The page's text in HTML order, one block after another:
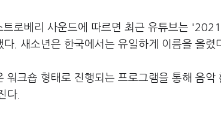
트로베리 사운드에 따르면 최근 유튜브는
다. 새소년은 한국에서는 유일하게 이름을 올렸
워크숍 형태로 진행되는 프로그램을 통해 음
다.